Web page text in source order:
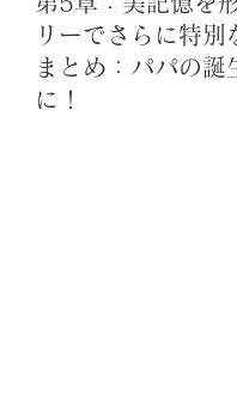
リーでさらに特別
まとめ：パパの誕
に！